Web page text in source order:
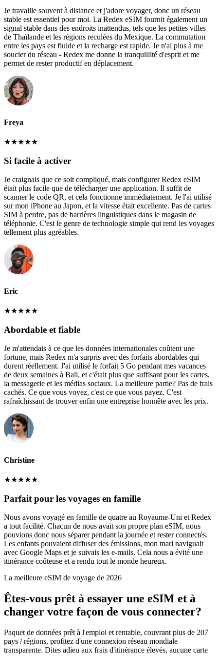
Je travaille souvent à distance et j'adore voyager, donc un réseau
stable est essentiel pour moi. La Redex eSIM fournit également un
signal stable dans des endroits inattendus, tels que les petites villes
de Thaïlande et les régions reculées du Mexique. La commutation
entre les pays est fluide et la recharge est rapide. Je n'ai plus à me
soucier du réseau - Redex me donne la tranquillité d'esprit et me
permet de rester productif en déplacement.
Freya
★★★★★
Si facile à activer
Je craignais que ce soit compliqué, mais configurer Redex eSIM
était plus facile que de télécharger une application. Il suffit de
scanner le code QR, et cela fonctionne immédiatement. Je l'ai utilisé
sur mon iPhone au Japon, et la vitesse était excellente. Pas de cartes
SIM à perdre, pas de barrières linguistiques dans le magasin de
téléphonie. C'est le genre de technologie simple qui rend les voyages
tellement plus agréables.
Eric
★★★★★
Abordable et fiable
Je m'attendais à ce que les données internationales coûtent une
fortune, mais Redex m'a surpris avec des forfaits abordables qui
durent réellement. J'ai utilisé le forfait 5 Go pendant mes vacances
de deux semaines à Bali, et c'était plus que suffisant pour les cartes,
la messagerie et les médias sociaux. La meilleure partie? Pas de frais
cachés. Ce que vous voyez, c'est ce que vous payez. C'est
rafraîchissant de trouver enfin une entreprise honnête avec les prix.
Christine
★★★★★
Parfait pour les voyages en famille
Nous avons voyagé en famille de quatre au Royaume-Uni et Redex
a tout facilité. Chacun de nous avait son propre plan eSIM, nous
pouvions donc nous séparer pendant la journée et rester connectés.
Les enfants pouvaient diffuser des émissions, mon mari naviguait
avec Google Maps et je suivais les e-mails. Cela nous a évité une
itinérance coûteuse et a rendu tout le monde heureux.
La meilleure eSIM de voyage de 2026
Êtes-vous prêt à essayer une eSIM et à
changer votre façon de vous connecter?
Paquet de données prêt à l'emploi et rentable, couvrant plus de 207
pays / régions, profitez d'une connexion réseau mondiale
transparente. Dites adieu aux frais d'itinérance élevés, aucune carte